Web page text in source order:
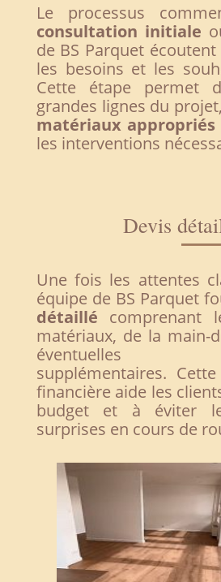
Le processus
consultation initiale
de BS Parquet
les besoins et les
Cette étape permet
grandes lignes du
matériaux appropriés
les interventions
Devis
Une fois les attentes
équipe de BS Parquet
détaillé comprenant
matériaux, de la main-
éventuelles
supplémentaires.
financière aide les
budget et à éviter
surprises en cours de